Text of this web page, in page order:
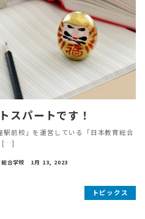
スパートです！
駅前校」を運営している「日本教育総合
[…]
合学校 1月 13, 2023
トピックス